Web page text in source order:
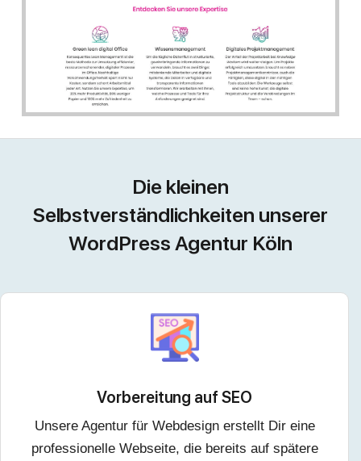
Die kleinen
Selbstverständlichkeiten unserer
WordPress Agentur Köln
Vorbereitung auf SEO
Unsere Agentur für Webdesign erstellt Dir eine
professionelle Webseite, die bereits auf spätere